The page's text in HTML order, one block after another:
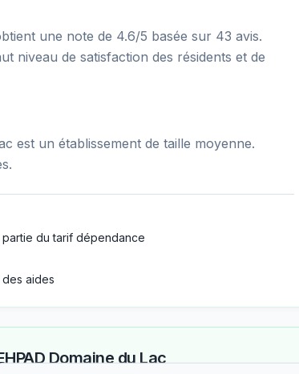
une note de 4.6/5 basée sur 43 avis.
niveau de satisfaction des résidents et de
est un établissement de taille moyenne.
du tarif dépendance
aides
Domaine du Lac